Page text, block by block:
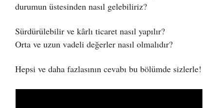
durumun üstesinden nasıl gelebiliriz?
Sürdürülebilir ve kârlı ticaret nasıl yapılır?
Orta ve uzun vadeli değerler nasıl olmalıdır?
Hepsi ve daha fazlasının cevabı bu bölümde sizlerle!